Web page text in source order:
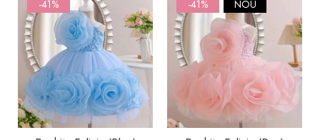
-41% -41% NOU